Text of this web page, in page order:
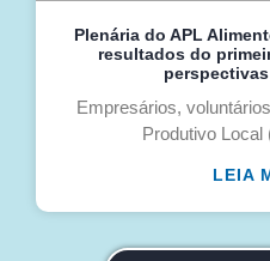
Plenária do APL
resultados do
Empresários,
Produtivo Local
LEIA